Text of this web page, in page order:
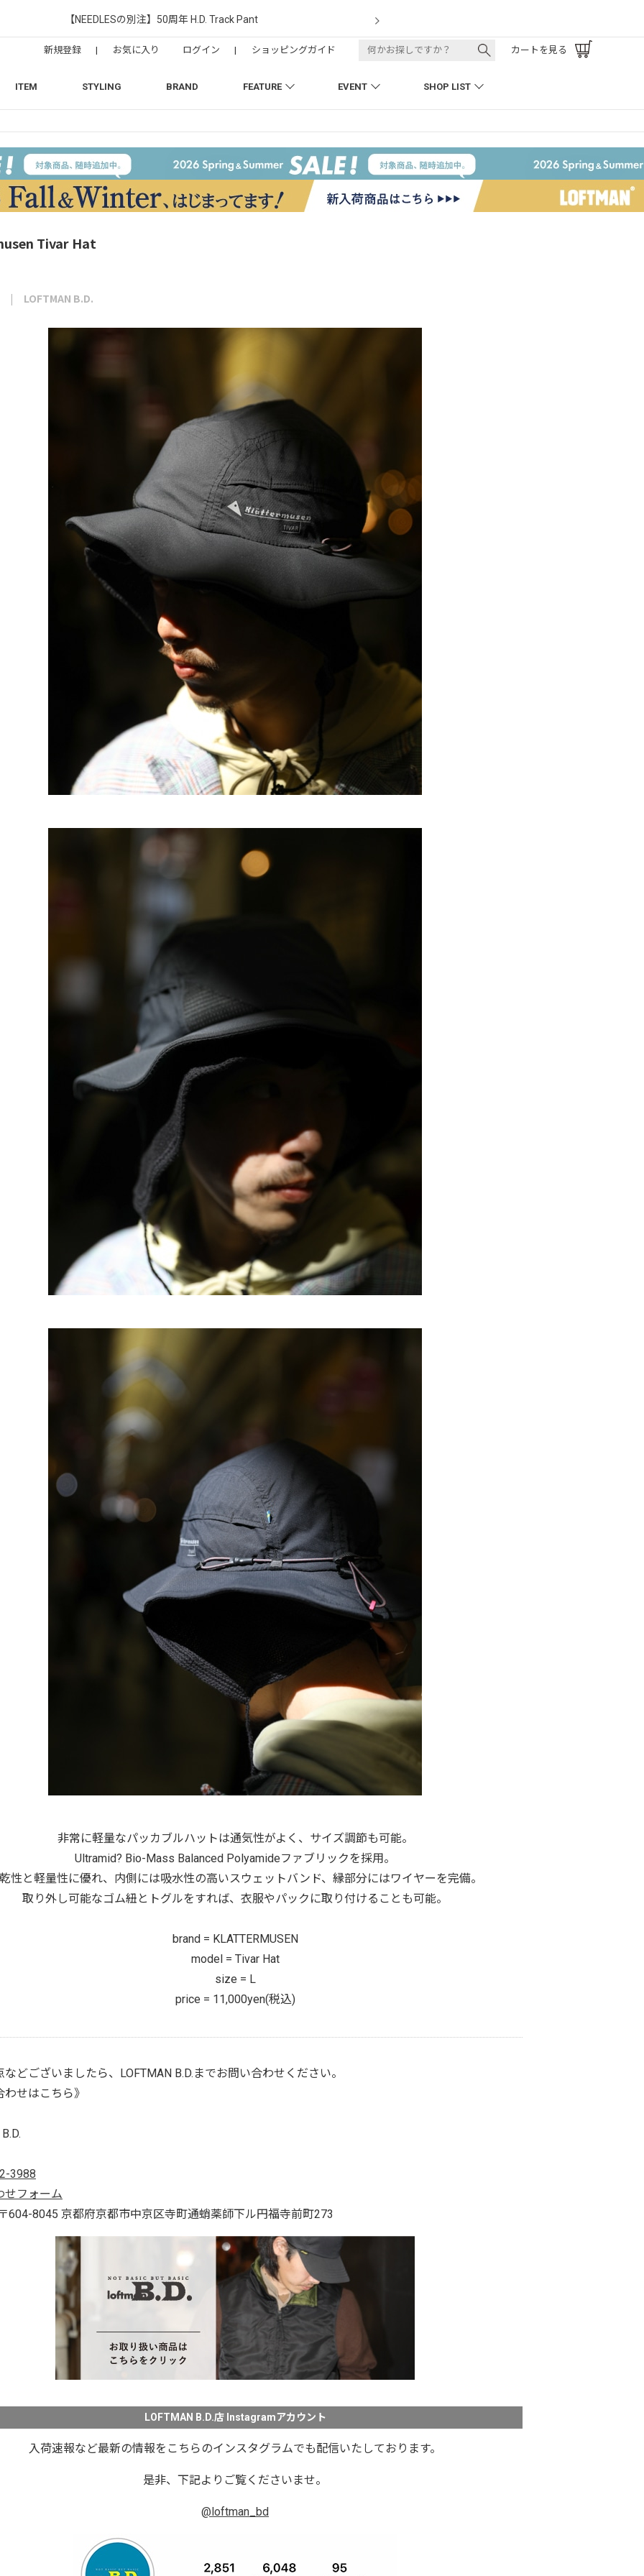
【NEEDLESの別注】50周年 H.D. Track Pant
ITEM STYLING BRAND FEATURE EVENT SHOP LIST
新規登録 | お気に入り ログイン | ショッピングガイド カートを見る
Tivar Hat
LOFTMAN B.D.
非常に軽量なパッカブルハットは通気性がよく、サイズ調節も可能。
Ultramid? Bio-Mass Balanced Polyamideファブリックを採用。
性と軽量性に優れ、内側には吸水性の高いスウェットバンド、縁部分にはワイヤーを完備。
取り外し可能なゴム紐とトグルをすれば、衣服やパックに取り付けることも可能。
brand = KLATTERMUSEN
model = Tivar Hat
size = L
price = 11,000yen(税込)
どございましたら、LOFTMAN B.D.までお問い合わせください。
せはこちら》
3988
せフォーム
604-8045 京都府京都市中京区寺町通蛸薬師下ル円福寺前町273
LOFTMAN B.D.店 Instagramアカウント
入荷速報など最新の情報をこちらのインスタグラムでも配信いたしております。
是非、下記よりご覧くださいませ。
@loftman_bd